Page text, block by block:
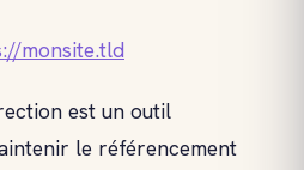
monsite.tld
est un outil
le référencement